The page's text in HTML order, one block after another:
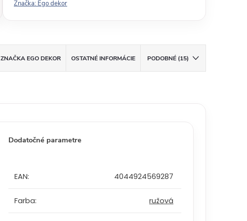
á
n
a
:
Značka: Ego dekor
ZNAČKAEGO DEKOR OSTATNÉ INFORMÁCIE PODOBNÉ (15)
Dodatočné parametre
EAN: 4044924569287
Farba: ružová